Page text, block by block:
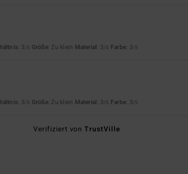
: 3/5 Größe: Zu klein Material: 3/5 Farbe: 3/5
: 3/5 Größe: Zu klein Material: 3/5 Farbe: 3/5
Verifiziert vonTrustVille